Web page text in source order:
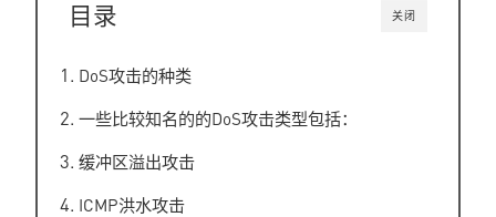
关闭
目录
DoS攻击的种类
一些比较知名的的DoS攻击类型包括：
缓冲区溢出攻击
ICMP洪水攻击